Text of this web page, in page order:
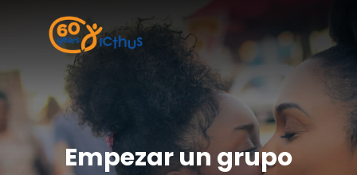
Empezar un grupo